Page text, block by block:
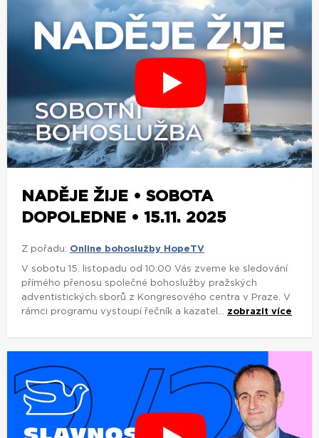
NADĚJE ŽIJE • SOBOTA
DOPOLEDNE • 15.11. 2025
Z pořadu: Online bohoslužby HopeTV
V sobotu 15. listopadu od 10:00 Vás zveme ke sledování
přímého přenosu společné bohoslužby pražských
adventistických sborů z Kongresového centra v Praze. V
rámci programu vystoupí řečník a kazatel... zobrazit více